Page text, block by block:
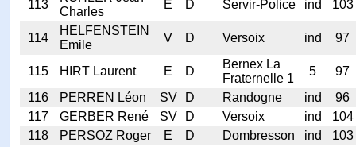
113
Charles
E D Servir-Police ind 103
114
HELFENSTEIN
Emile
V D Versoix ind 97
115 HIRT Laurent E D
Bernex La
Fraternelle 1
5
97
116
PERREN Léon SV D Randogne ind
96
117
GERBER René SV D Versoix ind
104
118
PERSOZ Roger E D Dombresson ind
103